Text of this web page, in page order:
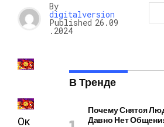
By
digitalversion
Published 26.09
.2024
Ок
В Тренде
Почему Снятся
Давно Нет